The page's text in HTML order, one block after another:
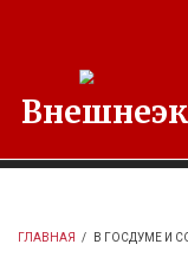
ГЛАВНАЯ / В ГОСДУМЕ И